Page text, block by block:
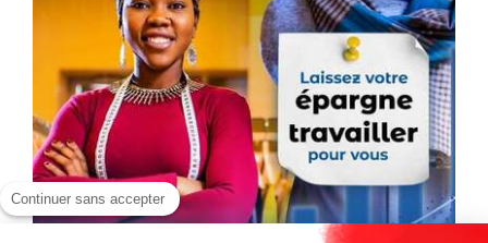
Continuer sans accepter